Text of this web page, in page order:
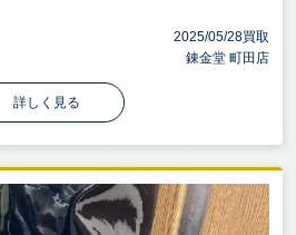
2025/05/28買取
錬金堂 町田店
詳しく見る